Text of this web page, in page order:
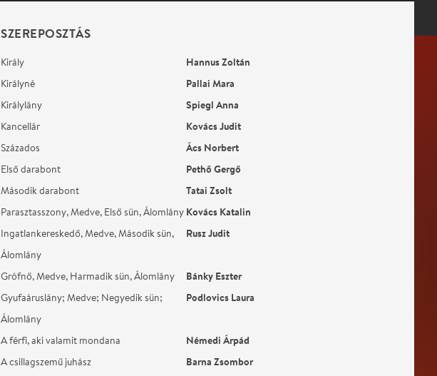
SZEREPOSZTÁS
Király Hannus Zoltán
Királyné Pallai Mara
Királylány Spiegl Anna
Kancellár Kovács Judit
Százados Ács Norbert
Első darabont Pethő Gergő
Második darabont Tatai Zsolt
Parasztasszony, Medve, Első sün, Álomlány Kovács Katalin
Ingatlankereskedő, Medve, Második sün,
Álomlány
Rusz Judit
Grófnő, Medve, Harmadik sün, Álomlány Bánky Eszter
Gyufaáruslány; Medve; Negyedik sün;
Álomlány
Podlovics Laura
A férfi, aki valamit mondana Némedi Árpád
A csillagszemű juhász Barna Zsombor